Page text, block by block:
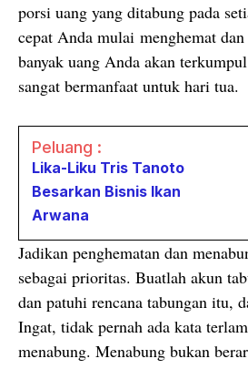
porsi uang yang ditabung pada
cepat Anda mulai menghemat
banyak uang Anda akan
sangat bermanfaat untuk hari tua.
Peluang :
Lika-Liku Tris Tanoto
Besarkan Bisnis Ikan
Arwana
Jadikan penghematan dan
sebagai prioritas. Buatlah akun
dan patuhi rencana tabungan itu,
Ingat, tidak pernah ada kata
menabung. Menabung bukan